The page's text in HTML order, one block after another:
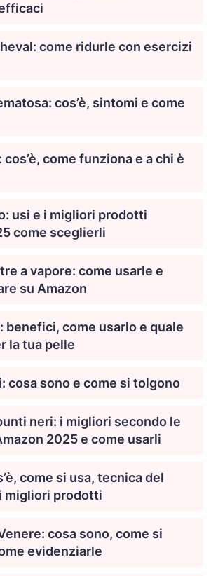
come ridurle con esercizi
cos’è, sintomi e come
come funziona e a chi è
usi e i migliori prodotti
come sceglierli
a vapore: come usarle e
su Amazon
benefici, come usarlo e quale
la tua pelle
cosa sono e come si tolgono
neri: i migliori secondo le
2025 e come usarli
come si usa, tecnica del
migliori prodotti
cosa sono, come si
evidenziarle